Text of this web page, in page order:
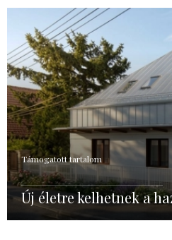
Támogatott tartalom
Új életre kelhetnek a